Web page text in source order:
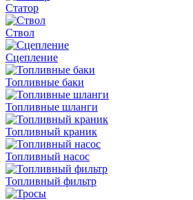
Статор
Ствол
Сцепление
Топливные баки
Топливные шланги
Топливный краник
Топливный насос
Топливный фильтр